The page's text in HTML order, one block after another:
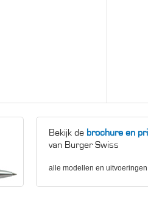
Bekijk de brochure en
van Burger Swiss
alle modellen en